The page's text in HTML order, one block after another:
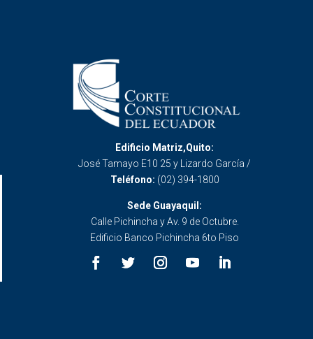
Edificio Matriz,Quito:
José Tamayo E10 25 y Lizardo García /
Teléfono: (02) 394-1800
Sede Guayaquil:
Calle Pichincha y Av. 9 de Octubre.
Edificio Banco Pichincha 6to Piso